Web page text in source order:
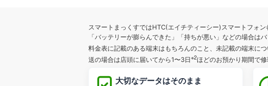
スマートまっくすではHTC(エイチティーシー)スマートフォン
「バッテリーが膨らんできた」「持ちが悪い」などの場合は
料金表に記載のある端末はもちろんのこと、未記載の端末に
送の場合は店頭に届いてから1〜3日 ※2ほどのお預かり期間で
大切なデータはそのまま